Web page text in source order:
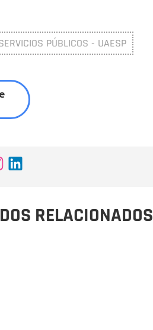
PÚBLICOS - UAESP
RELACIONADOS